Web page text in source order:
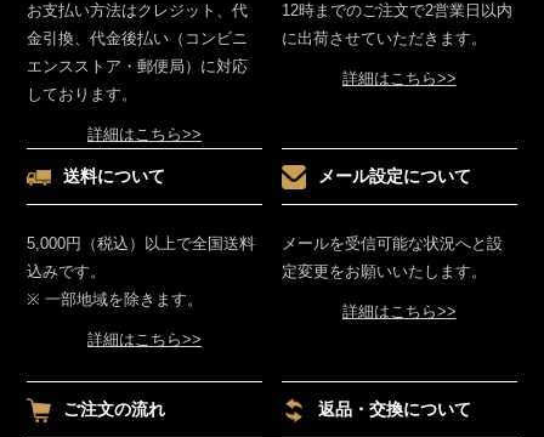
お支払い方法はクレジット、代
金引換、代金後払い（コンビニ
エンスストア・郵便局）に対応
しております。
詳細はこちら>>
12時までのご注文で2営業日以内
に出荷させていただきます。
詳細はこちら>>
送料について
5,000円（税込）以上で全国送料
込みです。
※ 一部地域を除きます。
詳細はこちら>>
メール設定について
メールを受信可能な状況へと設
定変更をお願いいたします。
詳細はこちら>>
ご注文の流れ 返品・交換について